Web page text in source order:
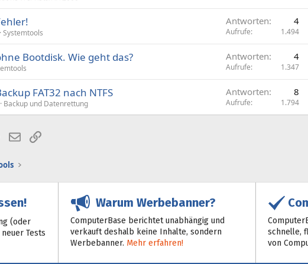
Systemtools
Antworten 4
Aufrufe 1.494
Bootdisk. Wie geht das? Antworten 4
Aufrufe 1.347
FAT32 nach NTFS
Backup und Datenrettung
Antworten 8
Aufrufe 1.794
E-MailLink
(oder
Tests
Warum Werbebanner?
ComputerBase berichtet unabhängig und
verkauft deshalb keine Inhalte, sondern
Werbebanner. Mehr erfahren!
schnelle,
von